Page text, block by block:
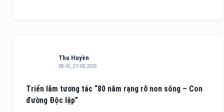
Thu Huyền
08:05, 27/08/2025
Triển lãm tương tác “80 năm rạng rỡ non sông – Con
đường Độc lập”